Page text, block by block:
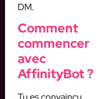
DM.
Comment
commencer
avec
AffinityBot ?